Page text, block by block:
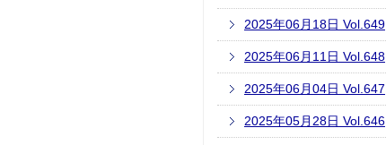
2025年06月18日 Vol.649
2025年06月11日 Vol.648
2025年06月04日 Vol.647
2025年05月28日 Vol.646